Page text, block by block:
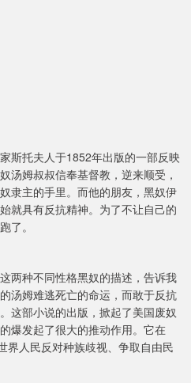
斯托夫人于1852年出版的一部反映
汤姆叔叔信奉基督教，逆来顺受，
隶主的手里。而他的朋友，黑奴伊
就具有反抗精神。为了不让自己的
了。
两种不同性格黑奴的描述，告诉我
汤姆难逃死亡的命运，而敢于反抗
这部小说的出版，掀起了美国废奴
爆发起了很大的推动作用。它在
界人民反对种族歧视、争取自由民